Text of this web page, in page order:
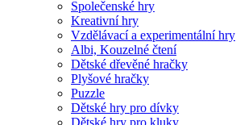
Společenské hry
Kreativní hry
Vzdělávací a experimentální hry
Albi, Kouzelné čtení
Dětské dřevěné hračky
Plyšové hračky
Puzzle
Dětské hry pro dívky
Dětské hry pro kluky